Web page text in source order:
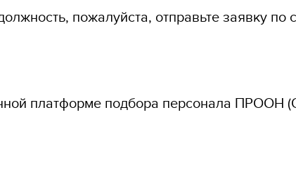
пожалуйста, отправьте заявку по
платформе подбора персонала ПРООН